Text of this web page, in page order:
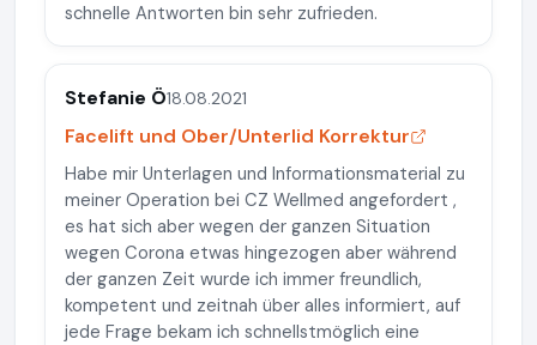
schnelle Antworten bin sehr zufrieden.
Stefanie Ö18.08.2021
Facelift und Ober/Unterlid Korrektur
Habe mir Unterlagen und Informationsmaterial zu
meiner Operation bei CZ Wellmed angefordert ,
es hat sich aber wegen der ganzen Situation
wegen Corona etwas hingezogen aber während
der ganzen Zeit wurde ich immer freundlich,
kompetent und zeitnah über alles informiert, auf
jede Frage bekam ich schnellstmöglich eine